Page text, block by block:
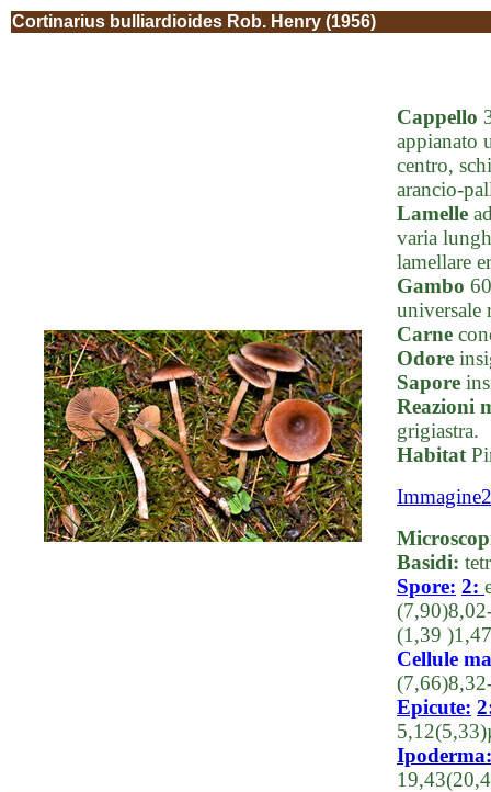
Cortinarius bulliardioides Rob. Henry (1956)
Cappello
appianato
centro,
arancio-
Lamelle
varia
lamellare
Gambo
universale
Carne
Odore
Sapore
Reazioni
grigiastra.
Habitat
Immagine2
Basidi:
Spore: 2:
(1,39
Cellule
Epicute:
Ipoderma: